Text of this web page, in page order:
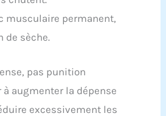
musculaire permanent,
de sèche.
pas punition
à augmenter la dépense
excessivement les